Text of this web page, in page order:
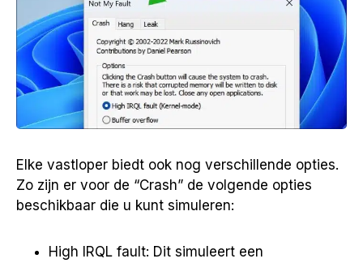
Elke vastloper biedt ook nog verschillende opties.
Zo zijn er voor de “Crash” de volgende opties
beschikbaar die u kunt simuleren:
High IRQL fault: Dit simuleert een